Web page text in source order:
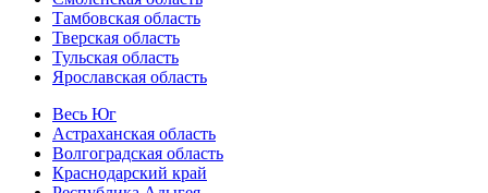
Тамбовская область
Тверская область
Тульская область
Ярославская область
Весь Юг
Астраханская область
Волгоградская область
Краснодарский край